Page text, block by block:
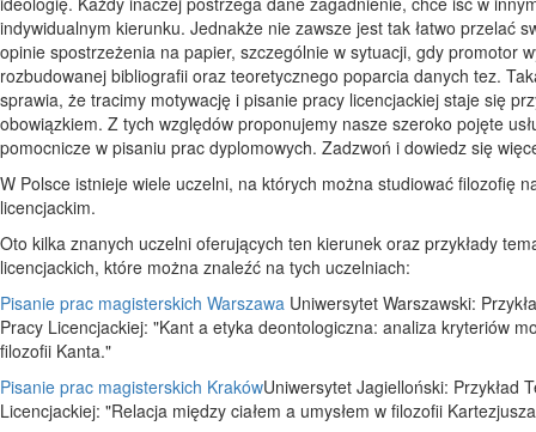
indywidualnym kierunku. Jednakże nie zawsze jest tak łatwo przelać
opinie spostrzeżenia na papier, szczególnie w sytuacji, gdy promotor
rozbudowanej bibliografii oraz teoretycznego poparcia danych tez.
sprawia, że tracimy motywację i pisanie pracy licencjackiej staje się
obowiązkiem. Z tych względów proponujemy nasze szeroko pojęte
pomocnicze w pisaniu prac dyplomowych. Zadzwoń i dowiedz się
W Polsce istnieje wiele uczelni, na których można studiować filozofię
licencjackim.
Oto kilka znanych uczelni oferujących ten kierunek oraz przykłady
licencjackich, które można znaleźć na tych uczelniach:
Pisanie prac magisterskich Warszawa Uniwersytet Warszawski:
Pracy Licencjackiej: "Kant a etyka deontologiczna: analiza kryteriów
filozofii Kanta."
Pisanie prac magisterskich KrakówUniwersytet Jagielloński: Przykład
Licencjackiej: "Relacja między ciałem a umysłem w filozofii